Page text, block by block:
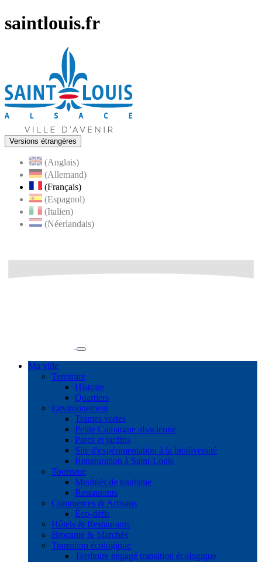
saintlouis.fr
Versions étrangères
(Anglais)
(Allemand)
(Français)
(Espagnol)
(Italien)
(Néerlandais)
Ma ville
Territoire
Histoire
Quartiers
Environnement
Trames vertes
Petite Camargue alsacienne
Parcs et jardins
Site d'expérimentation à la biodiversité
Renaturation à Saint-Louis
Tourisme
Meublés de tourisme
Restaurants
Commerces & Artisans
Éco-défis
Hôtels & Restaurants
Brocante & Marchés
Transition écologique
Territoire engagé transition écologique